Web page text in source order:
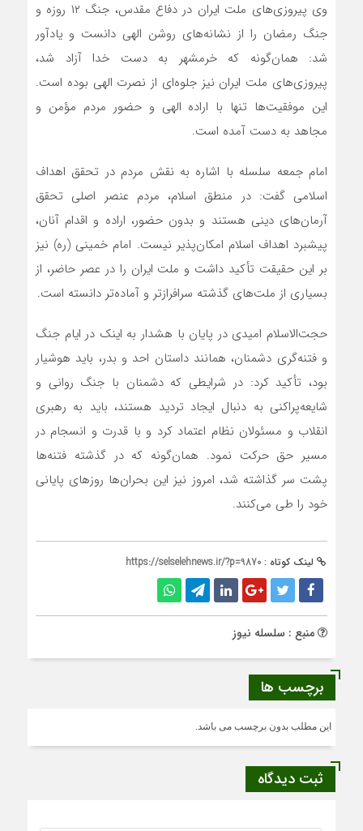
وی پیروزی‌های ملت ایران در دفاع مقدس، جنگ ۱۲ روزه و
جنگ رمضان را از نشانه‌های روشن الهی دانست و یادآور
شد: همان‌گونه که خرمشهر به دست خدا آزاد شد،
پیروزی‌های ملت ایران نیز جلوه‌ای از نصرت الهی بوده است.
این موفقیت‌ها تنها با اراده الهی و حضور مردم مؤمن و
مجاهد به دست آمده است.
امام جمعه سلسله با اشاره به نقش مردم در تحقق اهداف
اسلامی گفت: در منطق اسلام، مردم عنصر اصلی تحقق
آرمان‌های دینی هستند و بدون حضور، اراده و اقدام آنان،
پیشبرد اهداف اسلام امکان‌پذیر نیست. امام خمینی (ره) نیز
بر این حقیقت تأکید داشت و ملت ایران را در عصر حاضر، از
بسیاری از ملت‌های گذشته سرافرازتر و آماده‌تر دانسته است.
حجت‌الاسلام امیدی در پایان با هشدار به اینک در ایام جنگ
و فتنه‌گری دشمنان، همانند داستان احد و بدر، باید هوشیار
بود، تأکید کرد: در شرایطی که دشمنان با جنگ روانی و
شایعه‌پراکنی به دنبال ایجاد تردید هستند، باید به رهبری
انقلاب و مسئولان نظام اعتماد کرد و با قدرت و انسجام در
مسیر حق حرکت نمود. همان‌گونه که در گذشته فتنه‌ها
پشت سر گذاشته شد، امروز نیز این بحران‌ها روزهای پایانی
خود را طی می‌کنند.
لینک کوتاه : https://selselehnews.ir/?p=9870
منبع : سلسله نیوز
برچسب ها
این مطلب بدون برچسب می باشد.
ثبت دیدگاه